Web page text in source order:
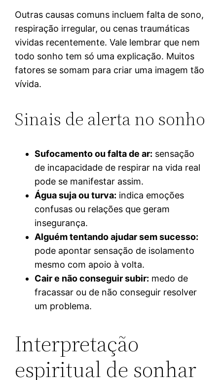
Outras causas comuns incluem falta de sono,
respiração irregular, ou cenas traumáticas
vividas recentemente. Vale lembrar que nem
todo sonho tem só uma explicação. Muitos
fatores se somam para criar uma imagem tão
vívida.
Sinais de alerta no sonho
Sufocamento ou falta de ar: sensação
de incapacidade de respirar na vida real
pode se manifestar assim.
Água suja ou turva: indica emoções
confusas ou relações que geram
insegurança.
Alguém tentando ajudar sem sucesso:
pode apontar sensação de isolamento
mesmo com apoio à volta.
Cair e não conseguir subir: medo de
fracassar ou de não conseguir resolver
um problema.
Interpretação
espiritual de sonhar